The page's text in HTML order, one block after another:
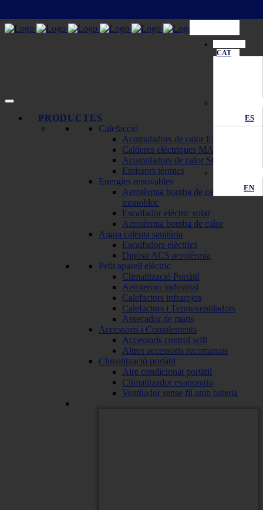
CAT
ES
EN
PRODUCTES
Calefacció
Acumuladors de calor ECOMBI
Calderes elèctriques MATTIRA
Acumuladors de calor SOLAR
Emissors tèrmics
Energies renovables
Aerotèrmia bomba de calor
monobloc
Escalfador elèctric solar
Aerotèrmia bomba de calor
Aigua calenta sanitària
Escalfadors elèctrics
Dipòsit ACS aerotèrmia
Petit aparell elèctric
Climatització Portàtil
Aerotermo industrial
Calefactors infrarojos
Calefactors i Termoventiladors
Assecador de mans
Accessoris i Complements
Accessoris control wifi
Altres accessoris recomanats
Climatització portàtil
Aire condicionat portàtil
Climatitzador evaporatiu
Ventilador sense fil amb bateria